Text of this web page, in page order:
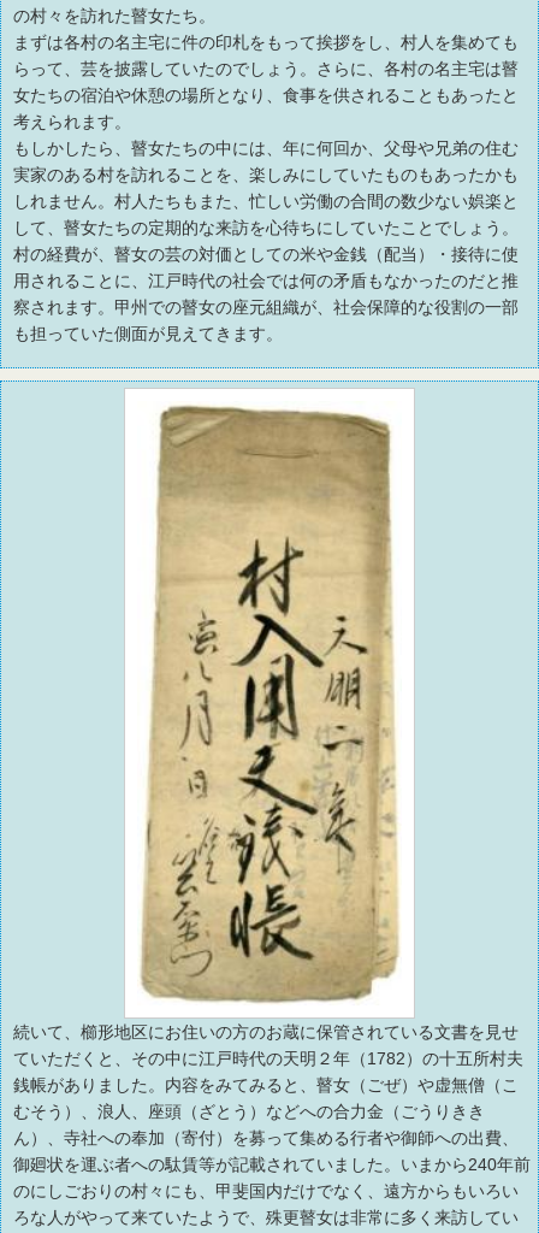
の村々を訪れた瞽女たち。
まずは各村の名主宅に件の印札をもって挨拶をし、村人を集めても
らって、芸を披露していたのでしょう。さらに、各村の名主宅は瞽
女たちの宿泊や休憩の場所となり、食事を供されることもあったと
考えられます。
もしかしたら、瞽女たちの中には、年に何回か、父母や兄弟の住む
実家のある村を訪れることを、楽しみにしていたものもあったかも
しれません。村人たちもまた、忙しい労働の合間の数少ない娯楽と
して、瞽女たちの定期的な来訪を心待ちにしていたことでしょう。
村の経費が、瞽女の芸の対価としての米や金銭（配当）・接待に使
用されることに、江戸時代の社会では何の矛盾もなかったのだと推
察されます。甲州での瞽女の座元組織が、社会保障的な役割の一部
も担っていた側面が見えてきます。
続いて、櫛形地区にお住いの方のお蔵に保管されている文書を見せ
ていただくと、その中に江戸時代の天明２年（1782）の十五所村夫
銭帳がありました。内容をみてみると、瞽女（ごぜ）や虚無僧（こ
むそう）、浪人、座頭（ざとう）などへの合力金（ごうりきき
ん）、寺社への奉加（寄付）を募って集める行者や御師への出費、
御廻状を運ぶ者への駄賃等が記載されていました。いまから240年前
のにしごおりの村々にも、甲斐国内だけでなく、遠方からもいろい
ろな人がやって来ていたようで、殊更瞽女は非常に多く来訪してい